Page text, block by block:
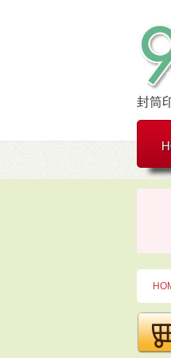
封筒